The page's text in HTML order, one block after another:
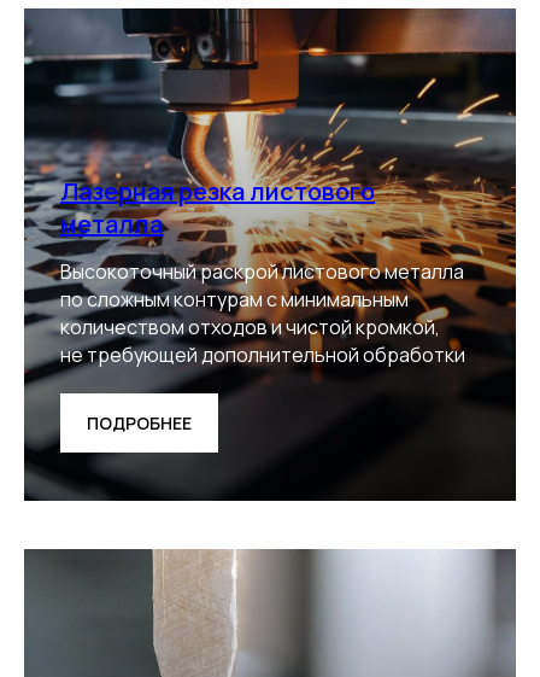
Лазерная резка листового
металла
Высокоточный раскрой листового металла
по сложным контурам с минимальным
количеством отходов и чистой кромкой,
не требующей дополнительной обработки
ПОДРОБНЕЕ